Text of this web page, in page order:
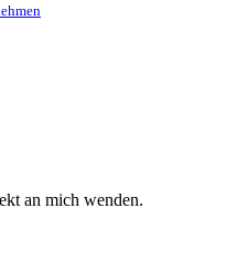
an mich wenden.